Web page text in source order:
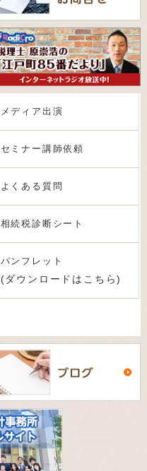
メディア出演
セミナー講師依頼
よくある質問
相続税診断シート
パンフレット
(ダウンロードはこちら)